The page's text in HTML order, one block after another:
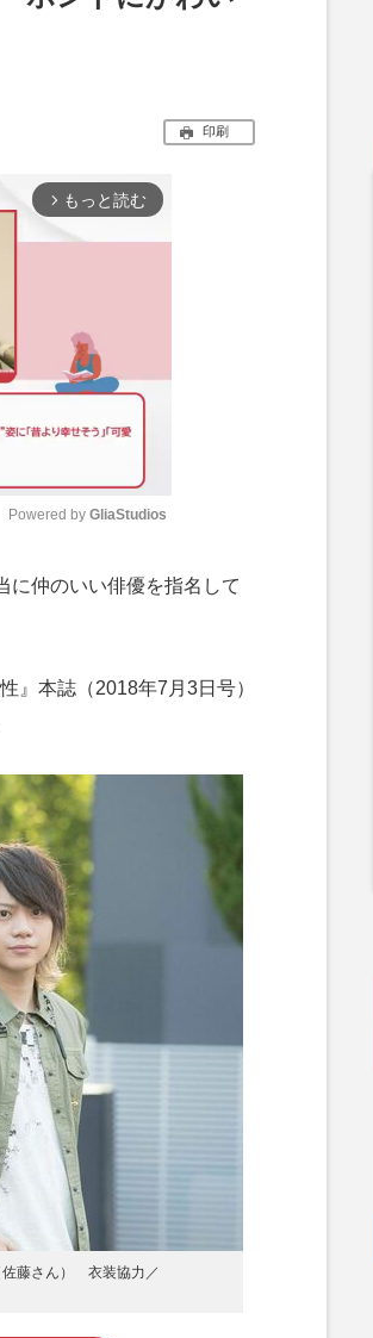
印刷
arrow_forward_ios もっと読む
M
e
Powered by GliaStudios
仲のいい俳優を指名して
』本誌（2018年7月3日号）
藤さん） 衣装協力／